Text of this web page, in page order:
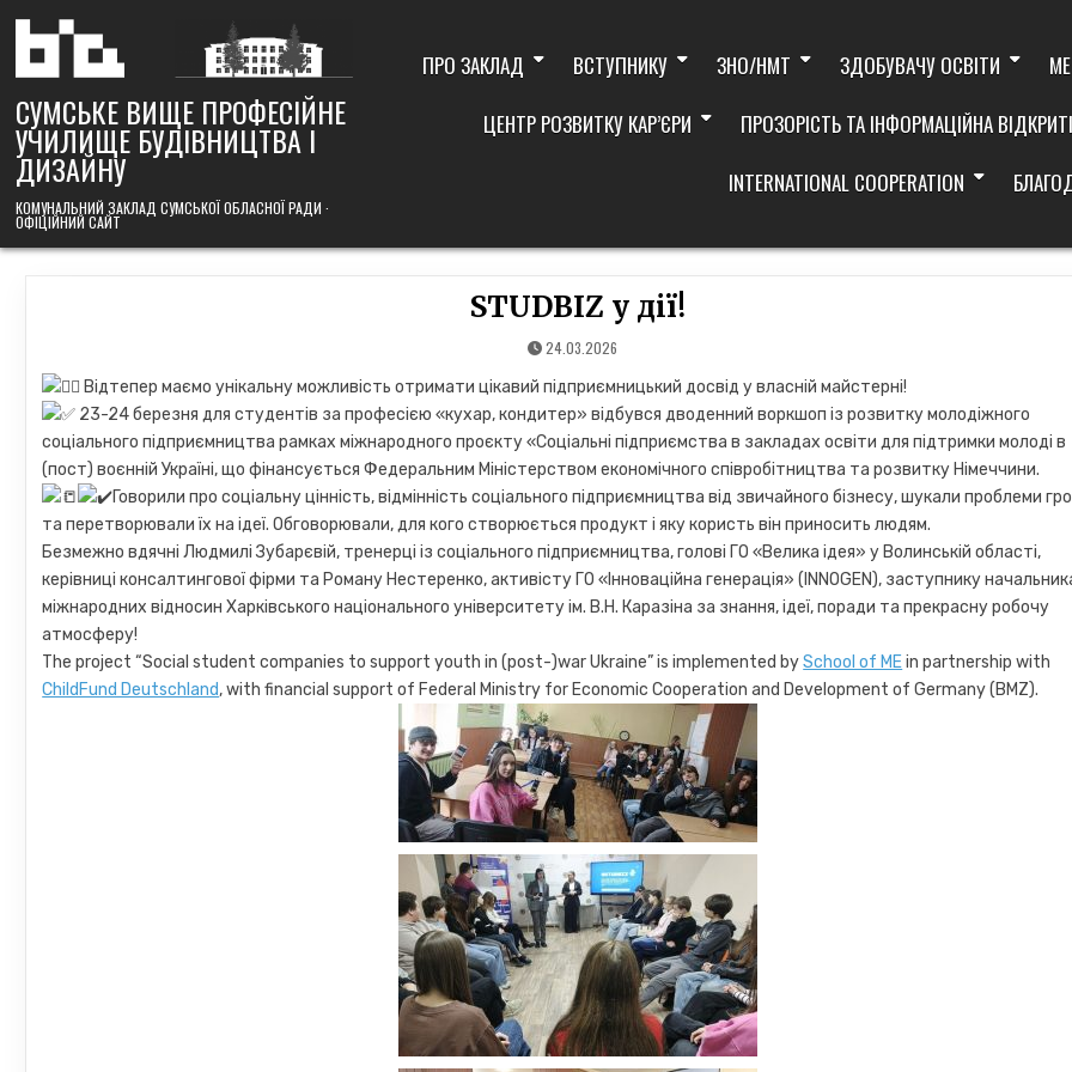
content
СУМСЬКЕ ВИЩЕ ПРОФЕСІЙНЕ
УЧИЛИЩЕ БУДІВНИЦТВА І
ДИЗАЙНУ
КОМУНАЛЬНИЙ ЗАКЛАД СУМСЬКОЇ ОБЛАСНОЇ РАДИ ·
ОФІЦІЙНИЙ САЙТ
ПРО ЗАКЛАД ВСТУПНИКУ ЗНО/НМТ ЗДОБУВАЧУ ОСВІТИ
ЦЕНТР РОЗВИТКУ КАР’ЄРИ
ПРОЗОРІСТЬ ТА ІНФОРМАЦІЙНА
INTERNATIONAL COOPERATION
STUDBIZ у дії!
24.03.2026
Відтепер маємо унікальну можливість отримати цікавий підприємницький досвід у власній майстерні!
23-24 березня для студентів за професією «кухар, кондитер» відбувся дводенний воркшоп із розвитку молодіжного
соціального підприємництва рамках міжнародного проєкту «Соціальні підприємства в закладах освіти для підтримки молоді в
(пост) воєнній Україні, що фінансується Федеральним Міністерством економічного співробітництва та розвитку Німеччини.
Говорили про соціальну цінність, відмінність соціального підприємництва від звичайного бізнесу, шукали проблеми
та перетворювали їх на ідеї. Обговорювали, для кого створюється продукт і яку користь він приносить людям.
Безмежно вдячні Людмилі Зубарєвій, тренерці із соціального підприємництва, голові ГО «Велика ідея» у Волинській області,
керівниці консалтингової фірми та Роману Нестеренко, активісту ГО «Інноваційна генерація» (INNOGEN), заступнику
міжнародних відносин Харківського національного університету ім. В.Н. Каразіна за знання, ідеї, поради та прекрасну робочу
атмосферу!
The project “Social student companies to support youth in (post-)war Ukraine” is implemented bySchool of MEin partnership with
ChildFund Deutschland, with financial support of Federal Ministry for Economic Cooperation and Development of Germany (BMZ).